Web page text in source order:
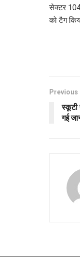
सेक्टर 104
को टैग
Previous
स्कूटी
गई